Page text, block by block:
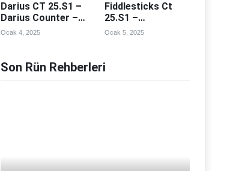
Darius CT 25.S1 –
Darius Counter –
Darius Counterleri
Ocak 4, 2025
Fiddlesticks Ct
25.S1 –
Fiddlesticks
Counterleri
Ocak 5, 2025
Son Rün Rehberleri